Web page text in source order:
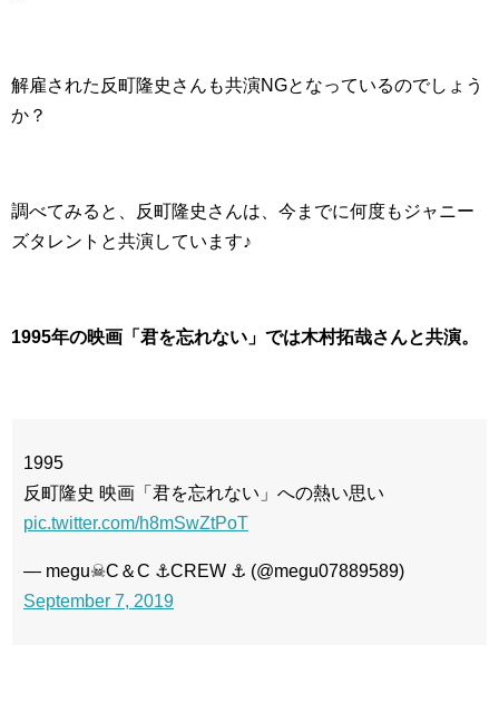
解雇された反町隆史さんも共演NGとなっているのでしょう
か？
調べてみると、反町隆史さんは、今までに何度もジャニー
ズタレントと共演しています♪
1995年の映画「君を忘れない」では木村拓哉さんと共演。
1995
反町隆史 映画「君を忘れない」への熱い思い
pic.twitter.com/h8mSwZtPoT
— megu☠C＆C ⚓CREW ‎⚓ (@megu07889589)
September 7, 2019